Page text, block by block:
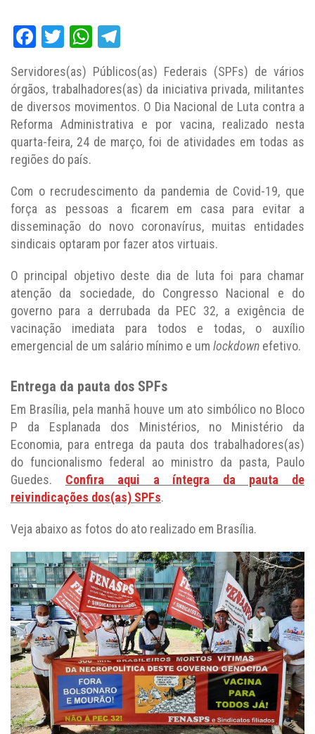
Facebook
TwitterWhatsApp
Servidores(as) Públicos(as) Federais (SPFs) de vários
órgãos, trabalhadores(as) da iniciativa privada, militantes
de diversos movimentos. O Dia Nacional de Luta contra a
Reforma Administrativa e por vacina, realizado nesta
quarta-feira, 24 de março, foi de atividades em todas as
regiões do país.
Com o recrudescimento da pandemia de Covid-19, que
força as pessoas a ficarem em casa para evitar a
disseminação do novo coronavírus, muitas entidades
sindicais optaram por fazer atos virtuais.
O principal objetivo deste dia de luta foi para chamar
atenção da sociedade, do Congresso Nacional e do
governo para a derrubada da PEC 32, a exigência de
vacinação imediata para todos e todas, o auxílio
emergencial de um salário mínimo e um lockdown efetivo.
Entrega da pauta dos SPFs
Em Brasília, pela manhã houve um ato simbólico no Bloco
P da Esplanada dos Ministérios, no Ministério da
Economia, para entrega da pauta dos trabalhadores(as)
do funcionalismo federal ao ministro da pasta, Paulo
Guedes. Confira aqui a íntegra da pauta de
reivindicações dos(as) SPFs.
Veja abaixo as fotos do ato realizado em Brasília.